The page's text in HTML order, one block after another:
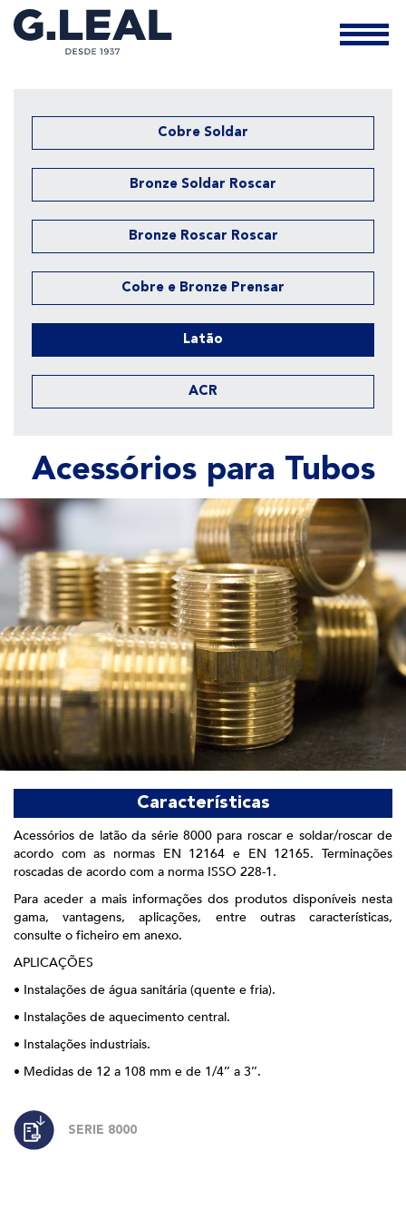
Cobre Soldar
Bronze Soldar Roscar
Bronze Roscar Roscar
Cobre e Bronze Prensar
Latão
ACR
Acessórios para Tubos
Características
Acessórios de latão da série 8000 para roscar e soldar/roscar de
acordo com as normas EN 12164 e EN 12165. Terminações
roscadas de acordo com a norma ISSO 228-1.
Para aceder a mais informações dos produtos disponíveis nesta
gama, vantagens, aplicações, entre outras características,
consulte o ficheiro em anexo.
APLICAÇÕES
• Instalações de água sanitária (quente e fria).
• Instalações de aquecimento central.
• Instalações industriais.
• Medidas de 12 a 108 mm e de 1/4’’ a 3’’.
SERIE 8000